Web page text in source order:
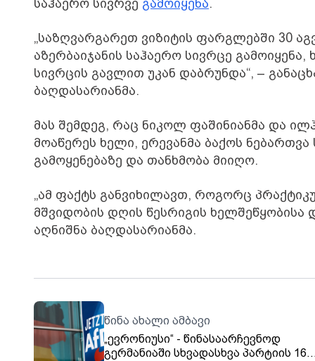
საჰაერო სივრვე გამოიყენა.
„საზღვარგარეთ ვიზიტის ფარგლებში 30
აზერბაიჯანის საჰაერო სივრცე
სივრცის გავლით უკან დაბრუნდა“, –
ბაღდასარიანმა.
მას შემდეგ, რაც ნიკოლ ფაშინიანმა და
მოაწერეს ხელი, ერევანმა ბაქოს
გამოყენებაზე და თანხმობა მიიღო.
„ამ ფაქტს განვიხილავთ, როგორც
მშვიდობის დღის წესრიგის
აღნიშნა ბაღდასარიანმა.
წინა ახალი ამბავი
„ევრონიუსი“ - წინასაარჩევნოდ
გერმანიაში სხვადასხვა პარტიის 16